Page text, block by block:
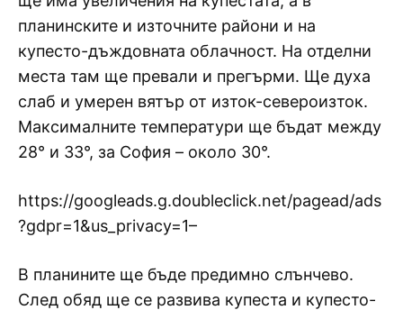
планинските и източните райони и на
купесто-дъждовната облачност. На отделни
места там ще превали и прегърми. Ще духа
слаб и умерен вятър от изток-североизток.
Максималните температури ще бъдат между
28° и 33°, за София – около 30°.
https://googleads.g.doubleclick.net/pagead/ads
?gdpr=1&us_privacy=1–
В планините ще бъде предимно слънчево.
След обяд ще се развива купеста и купесто-